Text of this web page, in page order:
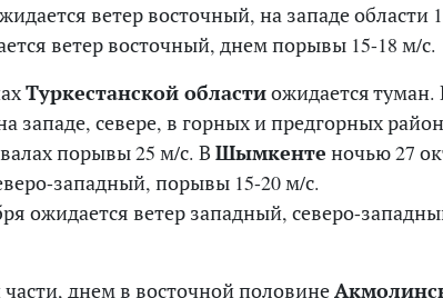
ветер восточный, на западе области
ветер восточный, днем порывы 15-18 м/с.
Туркестанской областиожидается туман.
западе, севере, в горных и предгорных
порывы 25 м/с. В Шымкенте ночью 27
западный, порывы 15-20 м/с.
ожидается ветер западный, северо-
днем в восточной половине